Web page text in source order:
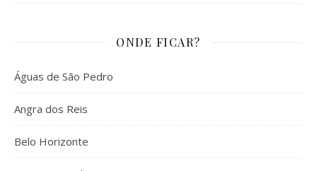
ONDE FICAR?
Águas de São Pedro
Angra dos Reis
Belo Horizonte